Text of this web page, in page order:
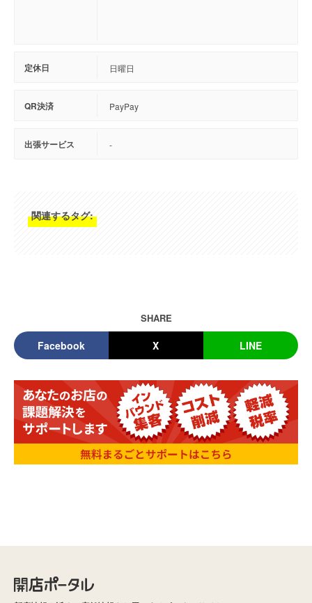
定休日 日曜日
QR決済 PayPay
出張サービス -
関連するタグ:
SHARE
Facebook X LINE